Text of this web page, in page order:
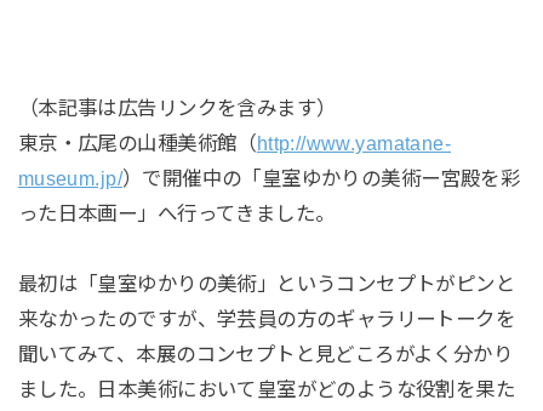
（本記事は広告リンクを含みます）
東京・広尾の山種美術館（http://www.yamatane-
museum.jp/）で開催中の「皇室ゆかりの美術ー宮殿を彩
った日本画ー」へ行ってきました。
最初は「皇室ゆかりの美術」というコンセプトがピンと
来なかったのですが、学芸員の方のギャラリートークを
聞いてみて、本展のコンセプトと見どころがよく分かり
ました。日本美術において皇室がどのような役割を果た